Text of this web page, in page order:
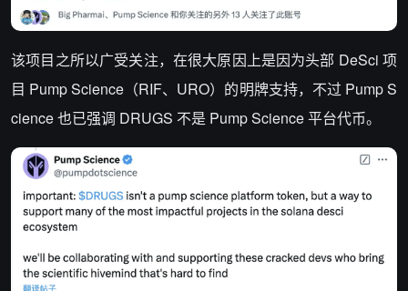
该项目之所以广受关注，在很大原因上是因为头部 DeSci 项
目 Pump Science（RIF、URO）的明牌支持， 不过 Pump S
cience 也已强调 DRUGS 不是 Pump Science 平台代币。